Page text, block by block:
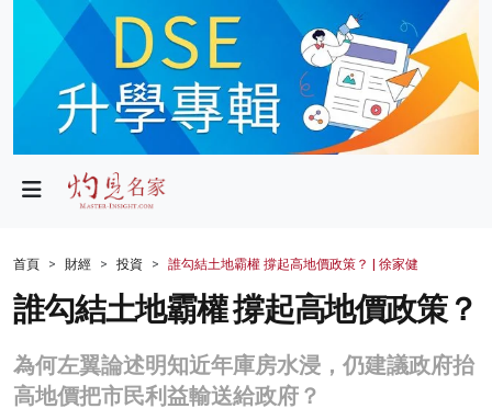
政局
財經
生活
商業
首頁 財經 投資 誰勾結土地霸權 撐起高地價政策？ | 徐家健
誰勾結土地霸權 撐起高地價政策？
為何左翼論述明知近年庫房水浸，仍建議政府抬
高地價把市民利益輸送給政府？